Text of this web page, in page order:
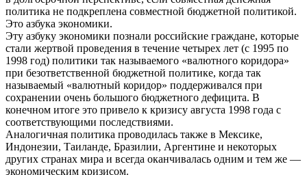
политика не подкреплена совместной бюджетной политикой.
Это азбука экономики.
Эту азбуку экономики познали российские граждане, которые
стали жертвой проведения в течение четырех лет (с 1995 по
1998 год) политики так называемого «валютного коридора»
при безответственной бюджетной политике, когда так
называемый «валютный коридор» поддерживался при
сохранении очень большого бюджетного дефицита. В
конечном итоге это привело к кризису августа 1998 года с
соответствующими последствиями.
Аналогичная политика проводилась также в Мексике,
Индонезии, Таиланде, Бразилии, Аргентине и некоторых
других странах мира и всегда оканчивалась одним и тем же —
экономическим кризисом.